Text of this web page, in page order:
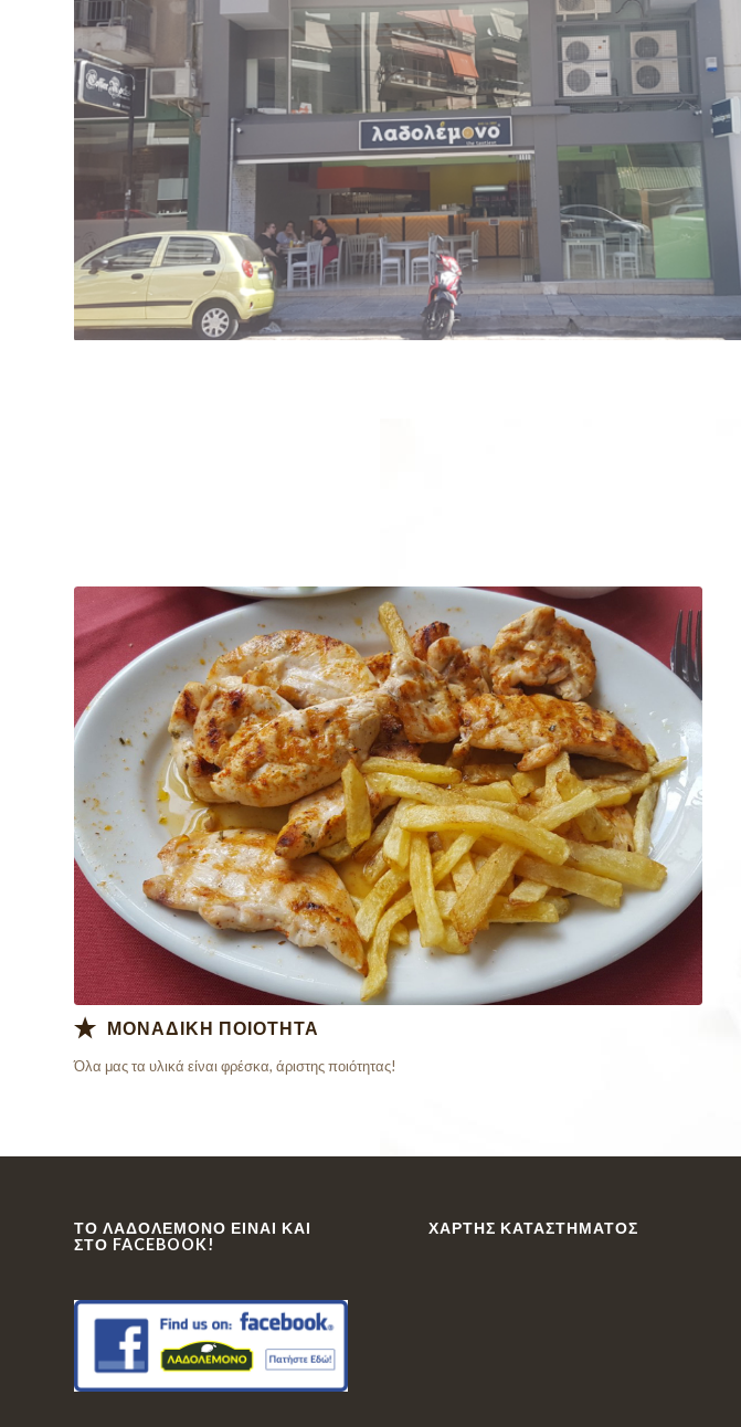
ΜΟΝΑΔΙΚΗ ΠΟΙΟΤΗΤΑ
Όλα μας τα υλικά είναι φρέσκα, άριστης ποιότητας!
ΤΟ ΛΑΔΟΛΈΜΟΝΟ ΕΊΝΑΙ ΚΑΙ
ΣΤΟ FACEBOOK!
ΧΆΡΤΗΣ ΚΑΤΑΣΤΉΜΑΤΟΣ